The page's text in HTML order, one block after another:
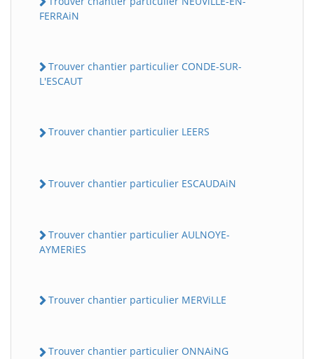
FERRAiN
Trouver chantier particulier CONDE-SUR-
L'ESCAUT
Trouver chantier particulier LEERS
Trouver chantier particulier ESCAUDAiN
Trouver chantier particulier AULNOYE-
AYMERiES
Trouver chantier particulier MERViLLE
Trouver chantier particulier ONNAiNG